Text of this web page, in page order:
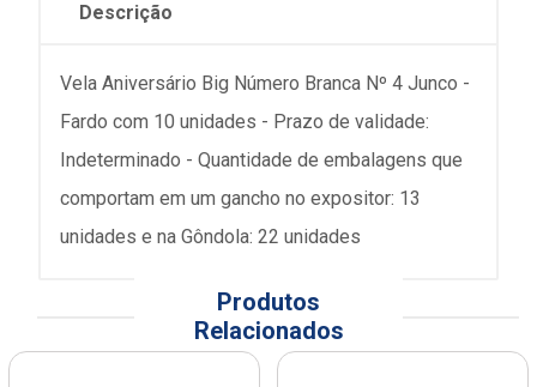
Descrição
Vela Aniversário Big Número Branca Nº 4 Junco -
Fardo com 10 unidades - Prazo de validade:
Indeterminado - Quantidade de embalagens que
comportam em um gancho no expositor: 13
unidades e na Gôndola: 22 unidades
Produtos
Relacionados